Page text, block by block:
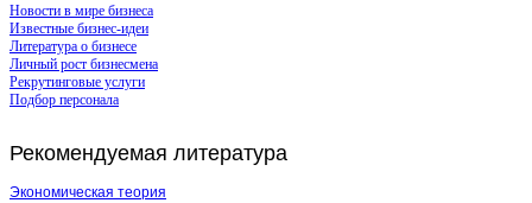
Новости в мире бизнеса
Известные бизнес-идеи
Литература о бизнесе
Личный рост бизнесмена
Рекрутинговые услуги
Подбор персонала
Рекомендуемая литература
Экономическая теория